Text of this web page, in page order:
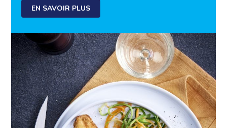
EN SAVOIR PLUS